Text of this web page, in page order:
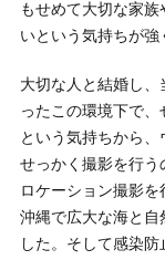
もせめて大切な家
いという気持ちが強
大切な人と結婚し
ったこの環境下で
という気持ちから、
せっかく撮影を行う
ロケーション撮影を
沖縄で広大な海と自
した。そして感染防